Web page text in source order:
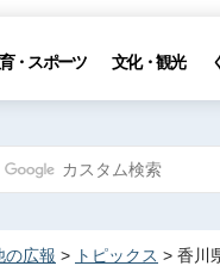
・スポーツ 文化・観光
の広報 > トピックス > 香川